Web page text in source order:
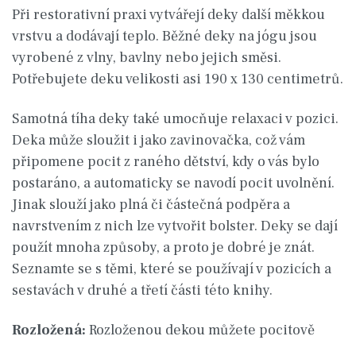
Při restorativní praxi vytvářejí deky další měkkou
vrstvu a dodávají teplo. Běžné deky na jógu jsou
vyrobené z vlny, bavlny nebo jejich směsi.
Potřebujete deku velikosti asi 190 x 130 centimetrů.
Samotná tíha deky také umocňuje relaxaci v pozici.
Deka může sloužit i jako zavinovačka, což vám
připomene pocit z raného dětství, kdy o vás bylo
postaráno, a automaticky se navodí pocit uvolnění.
Jinak slouží jako plná či částečná podpěra a
navrstvením z nich lze vytvořit bolster. Deky se dají
použít mnoha způsoby, a proto je dobré je znát.
Seznamte se s těmi, které se používají v pozicích a
sestavách v druhé a třetí části této knihy.
Rozložená: Rozloženou dekou můžete pocitově